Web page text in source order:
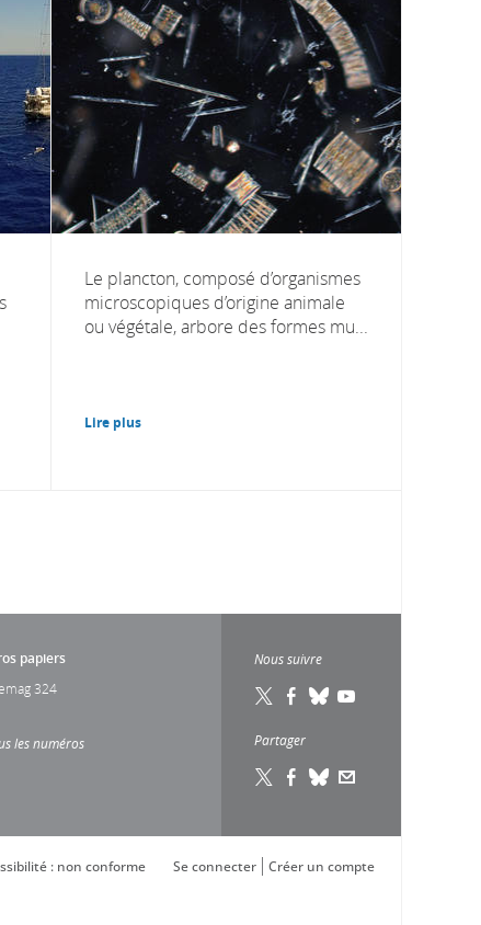
Le plancton, composé d’organismes
microscopiques d’origine animale
ou végétale, arbore des formes mu...
Lire plus
papiers
324
les numéros
Nous suivre
Partager
Créer un compte
Se connecter
: non conforme
Personnalisez vos préférences pour